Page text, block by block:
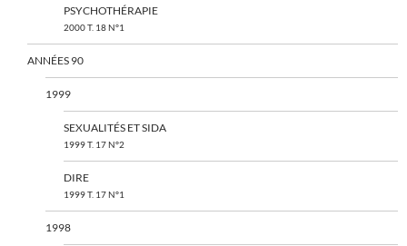
PSYCHOTHÉRAPIE
2000 T. 18 N°1
ANNÉES 90
1999
SEXUALITÉS ET SIDA
1999 T. 17 N°2
DIRE
1999 T. 17 N°1
1998